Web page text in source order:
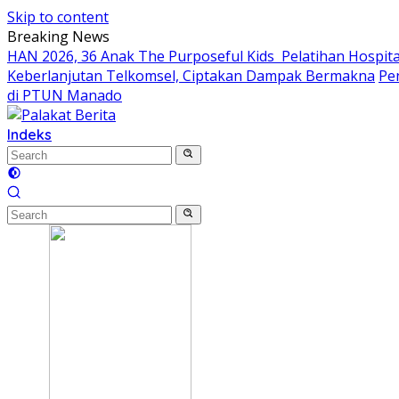
Skip to content
Breaking News
HAN 2026, 36 Anak The Purposeful Kids Pelatihan
Keberlanjutan Telkomsel, Ciptakan Dampak Bermakna
di PTUN Manado
Indeks